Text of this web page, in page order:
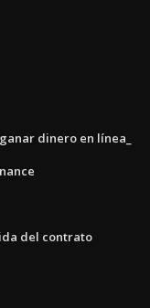
dinero en línea_
del contrato